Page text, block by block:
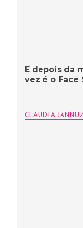
E depois da
vez é o Face
CLAUDIA